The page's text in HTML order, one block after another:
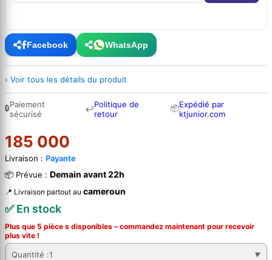
Facebook WhatsApp
› Voir tous les détails du produit
🔒Paiement
sécurisé
↩Politique de
retour
📦Expédié par
ktjunior.com
185 000
Livraison : Payante
📦 Prévue : Demain avant 22h
📍 Livraison partout au cameroun
✅ En stock
Plus que 5 pièce s disponibles – commandez maintenant pour recevoir
plus vite !
Quantité :1